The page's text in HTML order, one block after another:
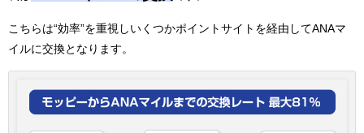
こちらは“効率”を重視しいくつかポイントサイトを経由してANAマ
イルに交換となります。